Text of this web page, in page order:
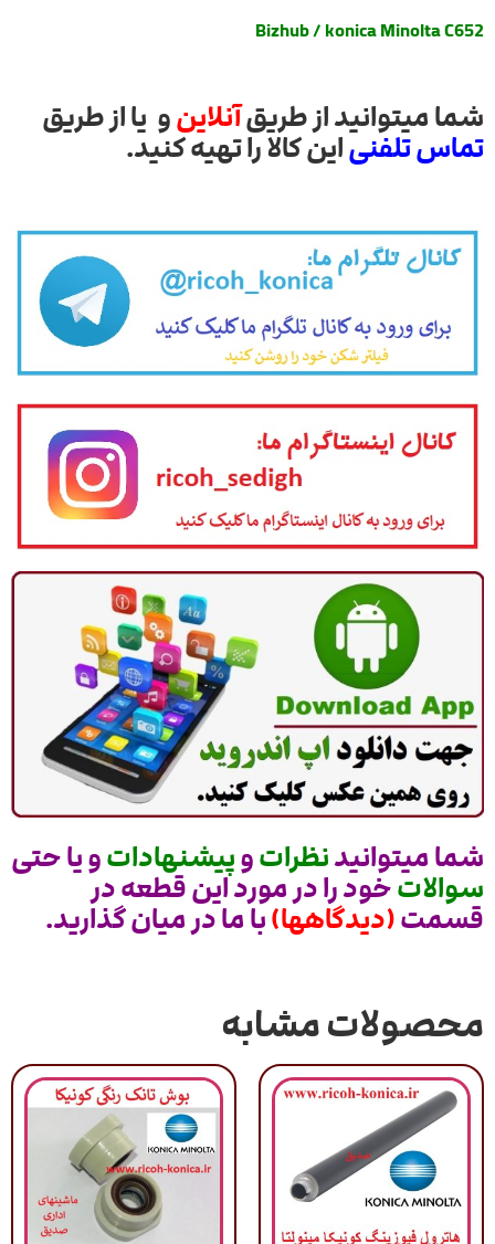
Bizhub / konica Minolta C652
شما میتوانید از طریقآنلاینو یا از طریق
تماس تلفنیاین کالا را تهیه کنید.
شما میتوانیدنظراتوپیشنهاداتو یا حتی
سوالاتخود را در مورد این قطعه در
قسمت(دیدگاهها)با ما در میان گذارید.
محصولات مشابه